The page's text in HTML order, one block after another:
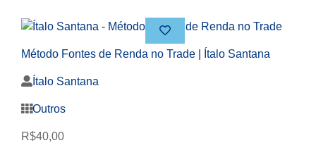
Método Fontes de Renda no Trade | Ítalo Santana
Ítalo Santana
Outros
R$40,00